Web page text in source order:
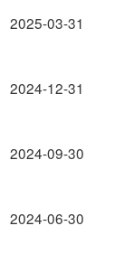
2025-03-31
2024-12-31
2024-09-30
2024-06-30